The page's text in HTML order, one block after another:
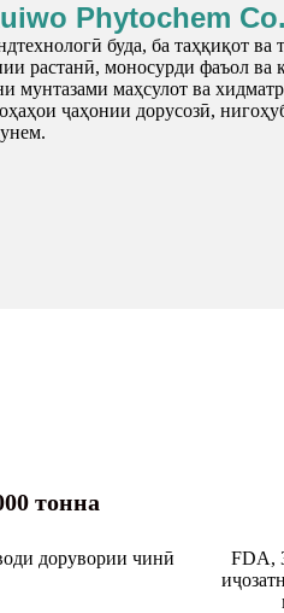
Phytochem
буда, ба таҳқиқот
растанӣ, моносурди фаъол ва
мунтазами маҳсулот ва
ҷаҳонии дорусозӣ,
тонна
дорувории чинӣ
FDA,